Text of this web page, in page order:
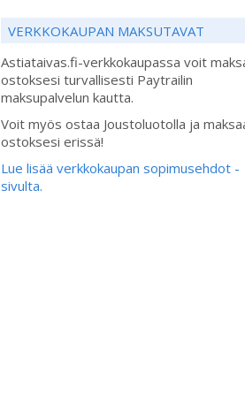
VERKKOKAUPAN MAKSUTAVAT
Astiataivas.fi-verkkokaupassa voit
ostoksesi turvallisesti Paytrailin
maksupalvelun kautta.
Voit myös ostaa Joustoluotolla ja
ostoksesi erissä!
Lue lisää verkkokaupan sopimusehdot -
sivulta.